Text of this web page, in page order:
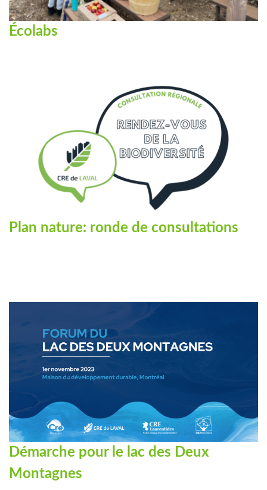
Écolabs
Plan nature: ronde de consultations
Démarche pour le lac des Deux
Montagnes